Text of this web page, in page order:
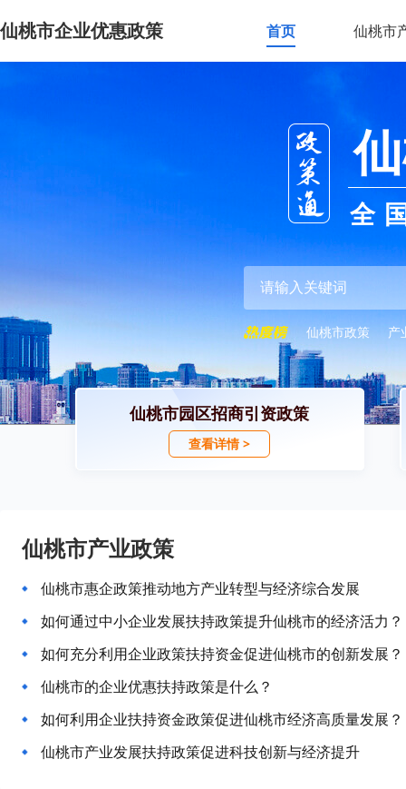
仙桃市企业优惠政策 首页 仙桃市
全
仙桃市政策 产
仙桃市园区招商引资政策
查看详情 >
仙桃市产业政策
仙桃市惠企政策推动地方产业转型与经济综合发展
如何通过中小企业发展扶持政策提升仙桃市的经济活力？
如何充分利用企业政策扶持资金促进仙桃市的创新发展？
仙桃市的企业优惠扶持政策是什么？
如何利用企业扶持资金政策促进仙桃市经济高质量发展？
仙桃市产业发展扶持政策促进科技创新与经济提升